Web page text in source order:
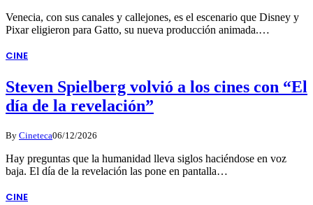
Venecia, con sus canales y callejones, es el escenario que Disney y
Pixar eligieron para Gatto, su nueva producción animada.…
CINE
Steven Spielberg volvió a los cines con “El
día de la revelación”
By Cineteca06/12/2026
Hay preguntas que la humanidad lleva siglos haciéndose en voz
baja. El día de la revelación las pone en pantalla…
CINE